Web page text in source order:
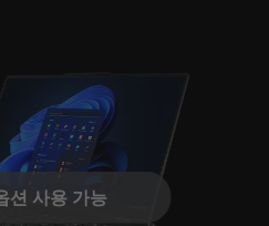
션 사용 가능